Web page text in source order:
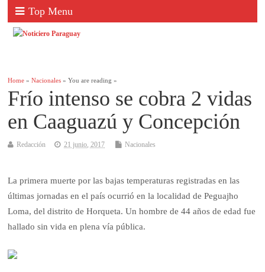
Top Menu
Home »Nacionales » You are reading »
Frío intenso se cobra 2 vidas
en Caaguazú y Concepción
Redacción 21 junio, 2017 Nacionales
La primera muerte por las bajas temperaturas registradas en las
últimas jornadas en el país ocurrió en la localidad de Peguajho
Loma, del distrito de Horqueta. Un hombre de 44 años de edad fue
hallado sin vida en plena vía pública.